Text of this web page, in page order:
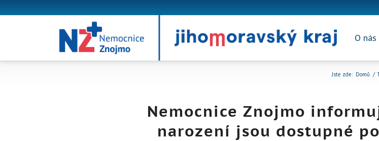
O nás
Jste zde: Domů /
Nemocnice Znojmo
narození jsou dostupné